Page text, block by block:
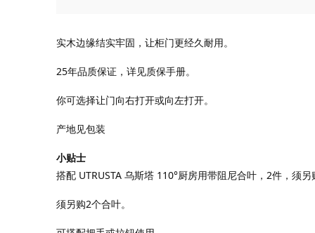
实木边缘结实牢固，让柜门更经久耐用。
25年品质保证，详见质保手册。
你可选择让门向右打开或向左打开。
产地见包装
小贴士
搭配 UTRUSTA 乌斯塔 110°厨房用带阻尼合叶，2件，须另
须另购2个合叶。